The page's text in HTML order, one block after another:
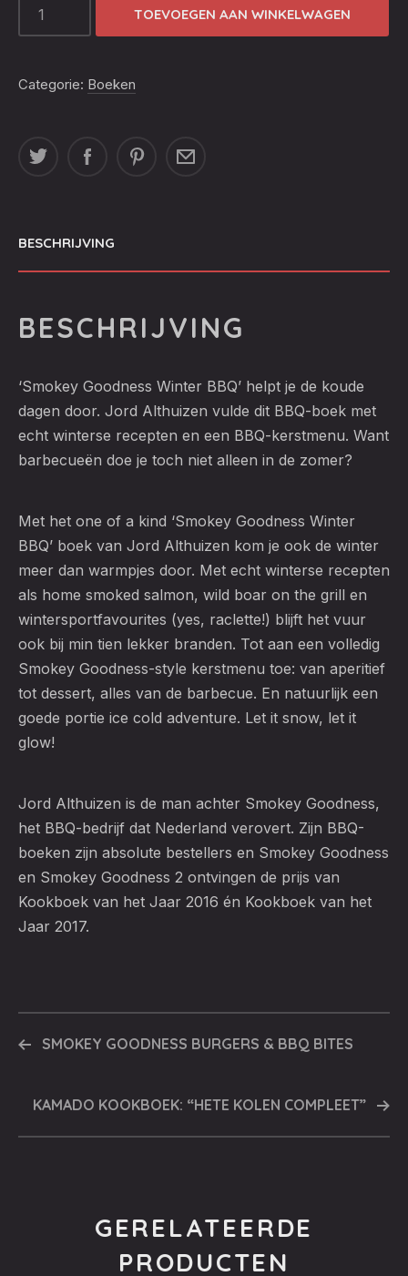
BBQ
TOEVOEGEN AAN WINKELWAGEN
Categorie: Boeken
BESCHRIJVING
BESCHRIJVING
‘Smokey Goodness Winter BBQ’ helpt je de koude
dagen door. Jord Althuizen vulde dit BBQ-boek met
echt winterse recepten en een BBQ-kerstmenu. Want
barbecueën doe je toch niet alleen in de zomer?
Met het one of a kind ‘Smokey Goodness Winter
BBQ’ boek van Jord Althuizen kom je ook de winter
meer dan warmpjes door. Met echt winterse recepten
als home smoked salmon, wild boar on the grill en
wintersportfavourites (yes, raclette!) blijft het vuur
ook bij min tien lekker branden. Tot aan een volledig
Smokey Goodness-style kerstmenu toe: van aperitief
tot dessert, alles van de barbecue. En natuurlijk een
goede portie ice cold adventure. Let it snow, let it
glow!
Jord Althuizen is de man achter Smokey Goodness,
het BBQ-bedrijf dat Nederland verovert. Zijn BBQ-
boeken zijn absolute bestellers en Smokey Goodness
en Smokey Goodness 2 ontvingen de prijs van
Kookboek van het Jaar 2016 én Kookboek van het
Jaar 2017.
SMOKEY GOODNESS BURGERS & BBQ BITES
KAMADO KOOKBOEK: “HETE KOLEN COMPLEET”
GERELATEERDE
PRODUCTEN